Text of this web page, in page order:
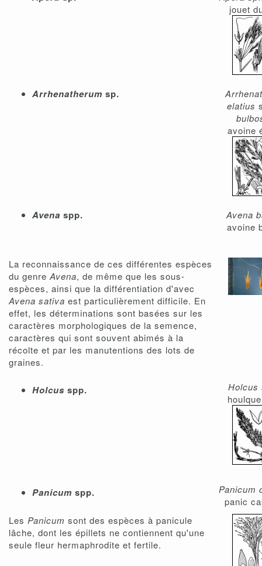
jouet
Arrhenatherum sp.
elatius
avoine
Avena spp.
Avena
avoine
La reconnaissance de ces différentes espèces
du genreAvena, de même que les sous-
espèces, ainsi que la différentiation d'avec
Avena sativa est particulièrement difficile. En
effet, les déterminations sont basées sur les
caractères morphologiques de la semence,
caractères qui sont souvent abimés à la
récolte et par les manutentions des lots de
graines.
Holcus spp.
Holcus
Panicum spp.
Panicum
panic
Les Panicum sont des espèces à panicule
lâche, dont les épillets ne contiennent qu'une
seule fleur hermaphrodite et fertile.